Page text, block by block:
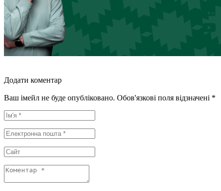
Додати коментар
Ваш імейл не буде опубліковано. Обов'язкові поля відзначені *